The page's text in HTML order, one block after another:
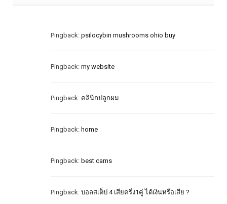
Pingback: psilocybin mushrooms ohio buy​
Pingback: my website
Pingback: คลินิกปลูกผม
Pingback: home
Pingback: best cams
Pingback: บอลสเต็ป 4 เสียครึ่ง1คู่ ได้เงินหรือเสีย ?